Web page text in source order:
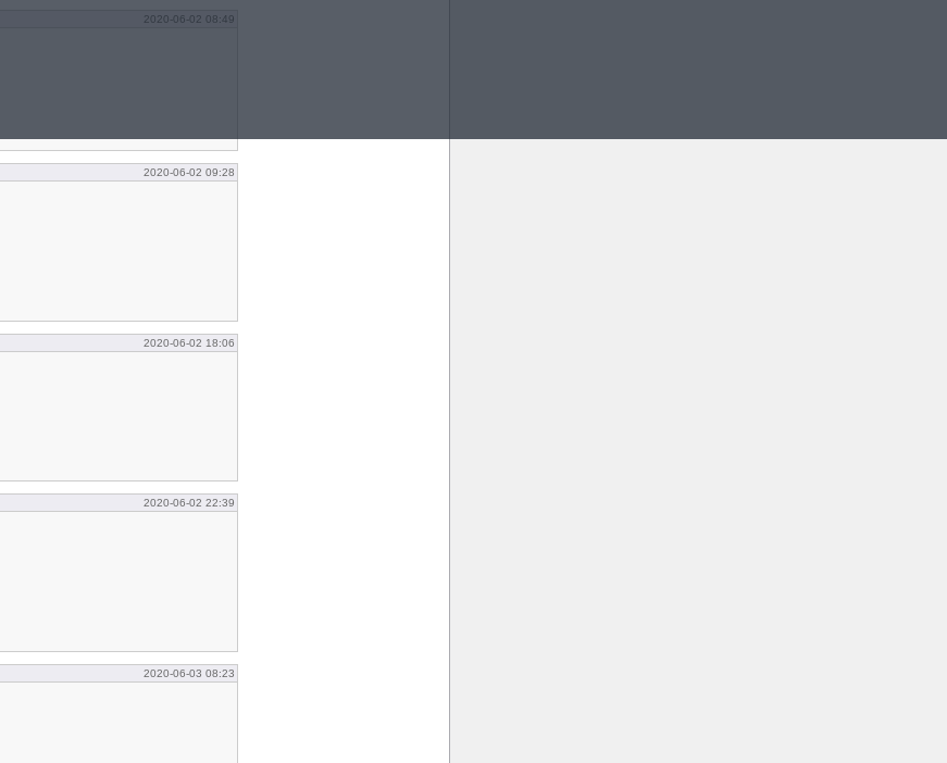
2020-06-02 08:49
2020-06-02 09:28
2020-06-02 18:06
2020-06-02 22:39
2020-06-03 08:23